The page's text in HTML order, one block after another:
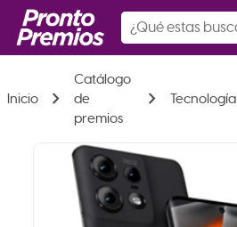
Inicio chevron_right
Catálogo
de
premios
chevron_right Tecnología